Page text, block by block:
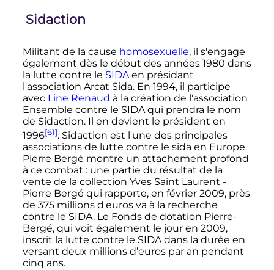
Sidaction
Militant de la cause homosexuelle, il s'engage
également dès le début des années 1980 dans
la lutte contre le SIDAen présidant
l'association Arcat Sida. En 1994, il participe
avec Line Renaud à la création de l'association
Ensemble contre le SIDA qui prendra le nom
de Sidaction. Il en devient le président en
1996[61]. Sidaction est l'une des principales
associations de lutte contre le sida en Europe.
Pierre Bergé montre un attachement profond
à ce combat : une partie du résultat de la
vente de la collection Yves Saint Laurent -
Pierre Bergé qui rapporte, en février 2009, près
de 375 millions d'euros va à la recherche
contre le SIDA. Le Fonds de dotation Pierre-
Bergé, qui voit également le jour en 2009,
inscrit la lutte contre le SIDA dans la durée en
versant deux millions d’euros par an pendant
cinq ans.